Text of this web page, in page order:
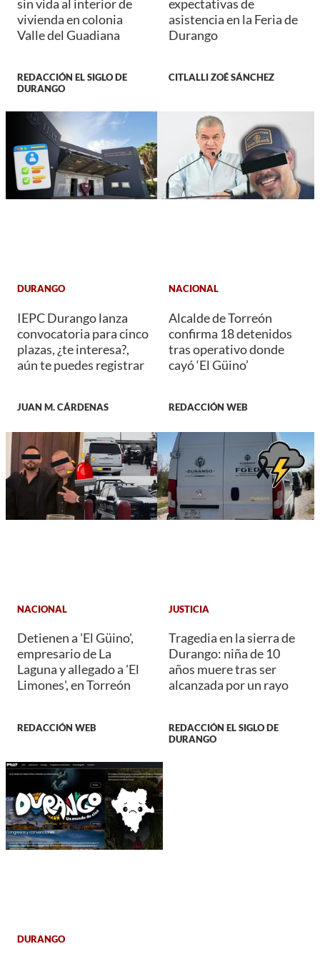
sin vida al interior de
vivienda en colonia
Valle del Guadiana
REDACCIÓN EL SIGLO DE
DURANGO
expectativas de
asistencia en la Feria de
Durango
CITLALLI ZOÉ SÁNCHEZ
DURANGO
IEPC Durango lanza
convocatoria para cinco
plazas, ¿te interesa?,
aún te puedes registrar
JUAN M. CÁRDENAS
NACIONAL
Alcalde de Torreón
confirma 18 detenidos
tras operativo donde
cayó ‘El Güino’
REDACCIÓN WEB
NACIONAL
Detienen a 'El Güino',
empresario de La
Laguna y allegado a 'El
Limones', en Torreón
REDACCIÓN WEB
JUSTICIA
Tragedia en la sierra de
Durango: niña de 10
años muere tras ser
alcanzada por un rayo
REDACCIÓN EL SIGLO DE
DURANGO
DURANGO